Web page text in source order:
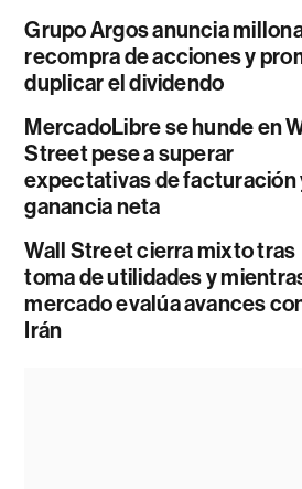
Grupo Argos anuncia
recompra de acciones y
duplicar el dividendo
MercadoLibre se hunde en
Street pese a superar
expectativas de facturación
ganancia neta
Wall Street cierra mixto tras
toma de utilidades y
mercado evalúa avances
Irán